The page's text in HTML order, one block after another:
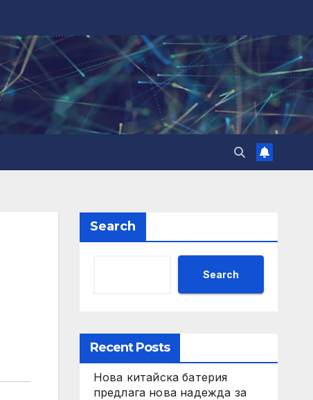
Search
Search
Recent Posts
Нова китайска батерия
предлага нова надежда за